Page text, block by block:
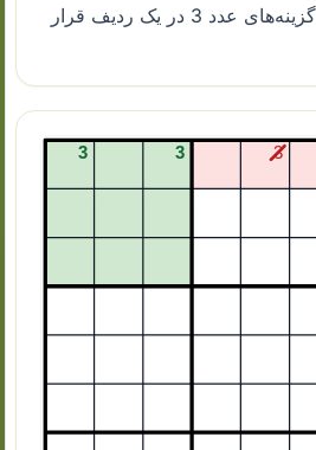
داخل جعبه، همه گزینه‌های عدد 3 در یک ردیف قرار